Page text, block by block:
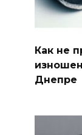
Как не
Днепре